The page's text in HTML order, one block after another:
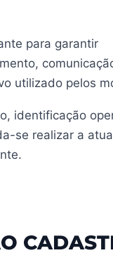
para garantir
utilizado pelos
identificação
se realizar a